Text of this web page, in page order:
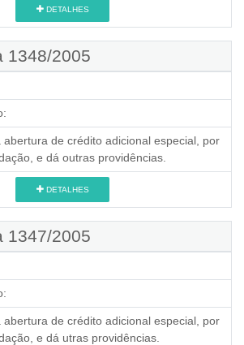
DETALHES
1348/2005
abertura de crédito adicional especial, por
e dá outras providências.
DETALHES
1347/2005
abertura de crédito adicional especial, por
e dá utras providências.